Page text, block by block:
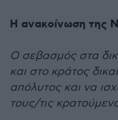
Η ανακοίνωση της
Ο σεβασμός στα
και στο κράτος
απόλυτος και να
τους/τις